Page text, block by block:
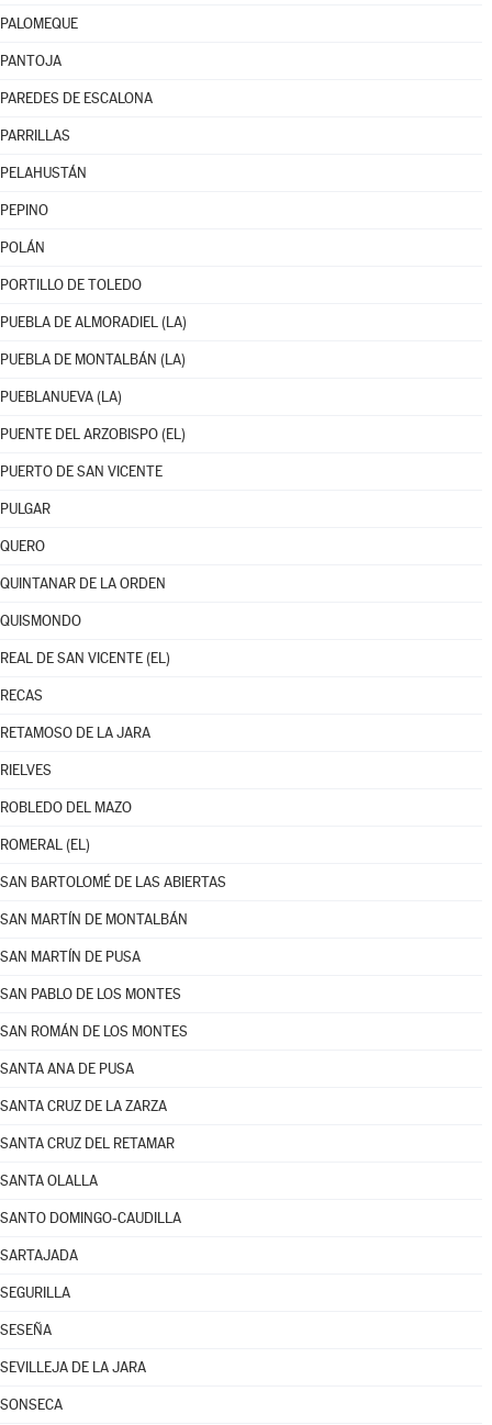
PALOMEQUE
PANTOJA
PAREDES DE ESCALONA
PARRILLAS
PELAHUSTÁN
PEPINO
POLÁN
PORTILLO DE TOLEDO
PUEBLA DE ALMORADIEL (LA)
PUEBLA DE MONTALBÁN (LA)
PUEBLANUEVA (LA)
PUENTE DEL ARZOBISPO (EL)
PUERTO DE SAN VICENTE
PULGAR
QUERO
QUINTANAR DE LA ORDEN
QUISMONDO
REAL DE SAN VICENTE (EL)
RECAS
RETAMOSO DE LA JARA
RIELVES
ROBLEDO DEL MAZO
ROMERAL (EL)
SAN BARTOLOMÉ DE LAS ABIERTAS
SAN MARTÍN DE MONTALBÁN
SAN MARTÍN DE PUSA
SAN PABLO DE LOS MONTES
SAN ROMÁN DE LOS MONTES
SANTA ANA DE PUSA
SANTA CRUZ DE LA ZARZA
SANTA CRUZ DEL RETAMAR
SANTA OLALLA
SANTO DOMINGO-CAUDILLA
SARTAJADA
SEGURILLA
SESEÑA
SEVILLEJA DE LA JARA
SONSECA